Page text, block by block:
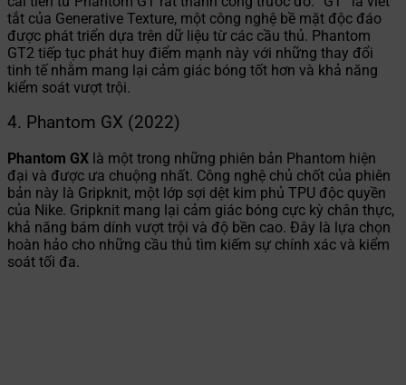
tắt của Generative Texture, một công nghệ bề mặt độc đáo
được phát triển dựa trên dữ liệu từ các cầu thủ. Phantom
GT2 tiếp tục phát huy điểm mạnh này với những thay đổi
tinh tế nhằm mang lại cảm giác bóng tốt hơn và khả năng
kiểm soát vượt trội.
4. Phantom GX (2022)
Phantom GX là một trong những phiên bản Phantom hiện
đại và được ưa chuộng nhất. Công nghệ chủ chốt của phiên
bản này là Gripknit, một lớp sợi dệt kim phủ TPU độc quyền
của Nike. Gripknit mang lại cảm giác bóng cực kỳ chân thực,
khả năng bám dính vượt trội và độ bền cao. Đây là lựa chọn
hoàn hảo cho những cầu thủ tìm kiếm sự chính xác và kiểm
soát tối đa.